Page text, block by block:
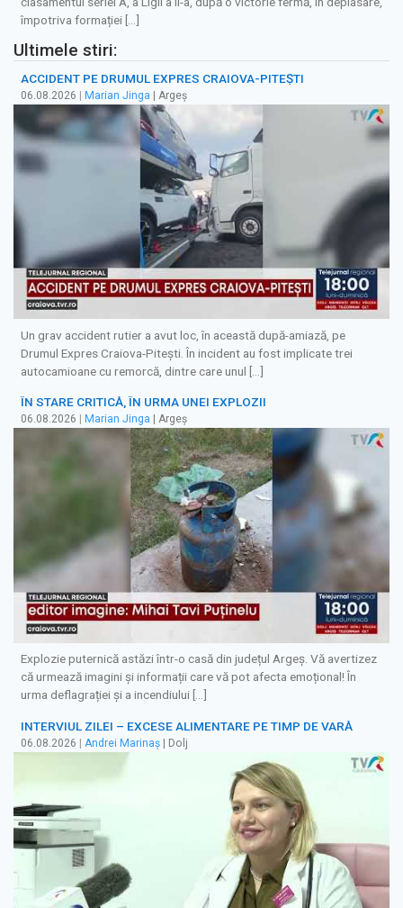
împotriva formației […]
Ultimele stiri:
ACCIDENT PE DRUMUL EXPRES CRAIOVA-PITEȘTI
06.08.2026 Marian Jinga | Argeș
Un grav accident rutier a avut loc, în această după-amiază, pe
Drumul Expres Craiova-Pitești. În incident au fost implicate trei
autocamioane cu remorcă, dintre care unul […]
ÎN STARE CRITICĂ, ÎN URMA UNEI EXPLOZII
06.08.2026 Marian Jinga | Argeș
Explozie puternică astăzi într-o casă din județul Argeș. Vă avertizez
că urmează imagini și informații care vă pot afecta emoțional! În
urma deflagrației și a incendiului […]
INTERVIUL ZILEI – EXCESE ALIMENTARE PE TIMP DE VARĂ
06.08.2026 | Andrei Marinaș | Dolj